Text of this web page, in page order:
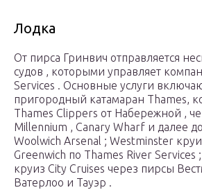
Лодка
От пирса Гринвич отправляется
судов , которыми управляет
Services . Основные услуги
пригородный катамаран Thames,
Thames Clippers от Набережной ,
Millennium , Canary Wharf и далее
Woolwich Arsenal ; Westminster
Greenwich по Thames River Services
круиз City Cruises через пирсы
Ватерлоо и Тауэр .